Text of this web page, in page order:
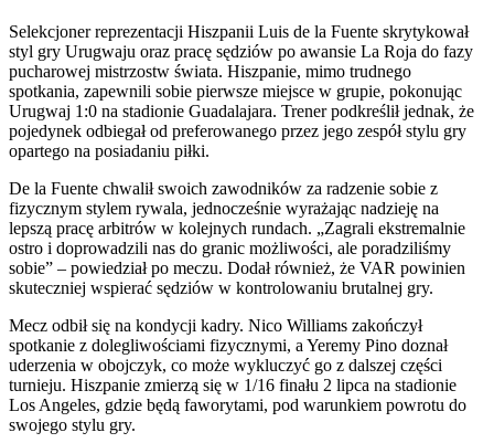
Selekcjoner reprezentacji Hiszpanii Luis de la Fuente skrytykował
styl gry Urugwaju oraz pracę sędziów po awansie La Roja do fazy
pucharowej mistrzostw świata. Hiszpanie, mimo trudnego
spotkania, zapewnili sobie pierwsze miejsce w grupie, pokonując
Urugwaj 1:0 na stadionie Guadalajara. Trener podkreślił jednak, że
pojedynek odbiegał od preferowanego przez jego zespół stylu gry
opartego na posiadaniu piłki.
De la Fuente chwalił swoich zawodników za radzenie sobie z
fizycznym stylem rywala, jednocześnie wyrażając nadzieję na
lepszą pracę arbitrów w kolejnych rundach. „Zagrali ekstremalnie
ostro i doprowadzili nas do granic możliwości, ale poradziliśmy
sobie” – powiedział po meczu. Dodał również, że VAR powinien
skuteczniej wspierać sędziów w kontrolowaniu brutalnej gry.
Mecz odbił się na kondycji kadry. Nico Williams zakończył
spotkanie z dolegliwościami fizycznymi, a Yeremy Pino doznał
uderzenia w obojczyk, co może wykluczyć go z dalszej części
turnieju. Hiszpanie zmierzą się w 1/16 finału 2 lipca na stadionie
Los Angeles, gdzie będą faworytami, pod warunkiem powrotu do
swojego stylu gry.